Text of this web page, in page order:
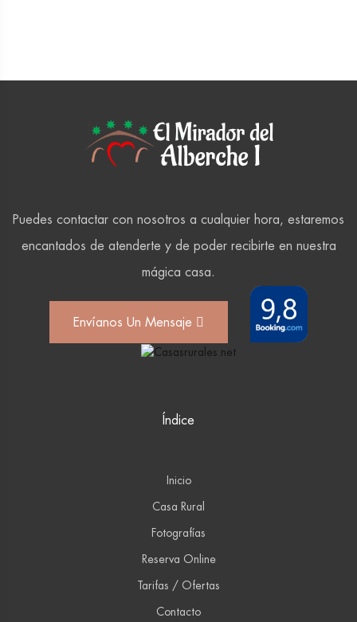
Puedes contactar con nosotros a cualquier hora, estaremos
encantados de atenderte y de poder recibirte en nuestra
mágica casa.
Envíanos Un Mensaje
Índice
Inicio
Casa Rural
Fotografías
Reserva Online
Tarifas / Ofertas
Contacto